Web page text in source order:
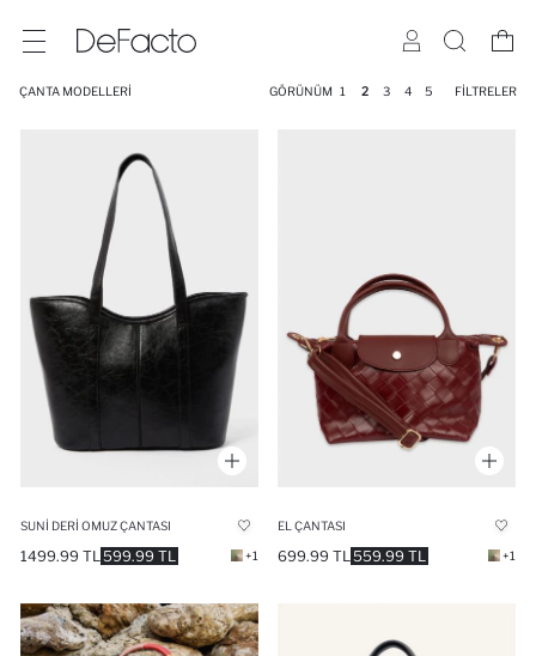
ÇANTA MODELLERI GÖRÜNÜM 1 2 3 4 5 FILTRELER
SUNI DERI OMUZ ÇANTASI
599.99 TL
1499.99 TL +1
EL ÇANTASI
559.99 TL
699.99 TL +1